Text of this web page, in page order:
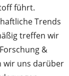
führt.
Trends
treffen wir
&
wir uns darüber